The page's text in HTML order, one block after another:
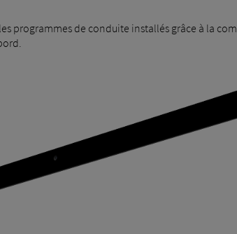
programmes de conduite installés grâce à la